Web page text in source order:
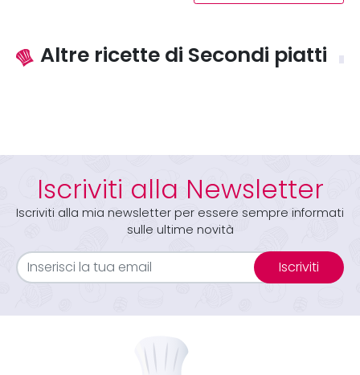
Altre ricette di Secondi piatti
Iscriviti alla Newsletter
Iscriviti alla mia newsletter per essere sempre informati
sulle ultime novità
Iscriviti